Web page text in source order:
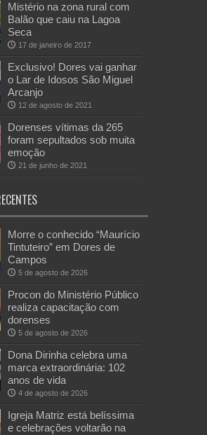
Mistério na zona rural com
Balão que caiu na Lagoa
Seca
17 de janeiro de 2017
Exclusivo! Dores vai ganhar
o Lar de Idosos São Miguel
Arcanjo
12 de agosto de 2021
Dorenses vítimas da 265
foram sepultados sob muita
emoção
21 de junho de 2021
Morre o conhecido “Maurício
Tintuteiro” em Dores de
Campos
5 de agosto de 2026
Procon do Ministério Público
realiza capacitação com
dorenses
5 de agosto de 2026
Dona Dirinha celebra uma
marca extraordinária: 102
anos de vida
4 de agosto de 2026
Igreja Matriz está belíssima
e celebrações voltarão na